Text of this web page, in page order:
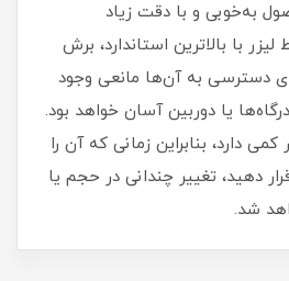
به‌خوبی و با دقت زیاد
با بالاترین استاندارد، برش
دسترسی به آن‌ها مانعی وجود
یا دوربین آسان خواهد بود‏.‏
دارد، بنابراین زمانی که آن را
دهید، تغییر چندانی در حجم یا
شد‏.‏